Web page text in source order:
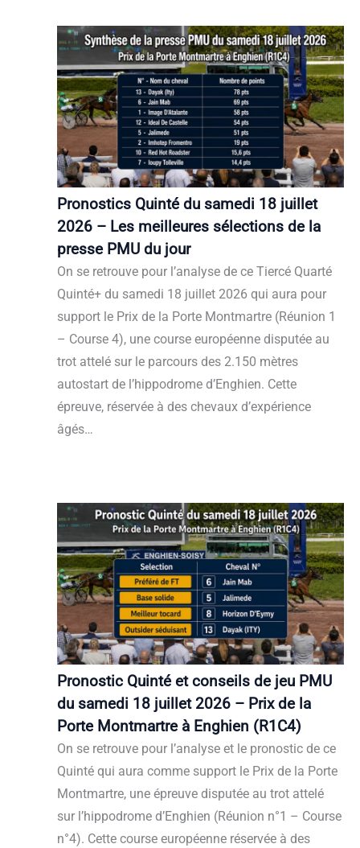
Pronostics Quinté du samedi 18 juillet
2026 – Les meilleures sélections de la
presse PMU du jour
On se retrouve pour l’analyse de ce Tiercé Quarté
Quinté+ du samedi 18 juillet 2026 qui aura pour
support le Prix de la Porte Montmartre (Réunion 1
– Course 4), une course européenne disputée au
trot attelé sur le parcours des 2.150 mètres
autostart de l’hippodrome d’Enghien. Cette
épreuve, réservée à des chevaux d’expérience
âgés…
Pronostic Quinté et conseils de jeu PMU
du samedi 18 juillet 2026 – Prix de la
Porte Montmartre à Enghien (R1C4)
On se retrouve pour l’analyse et le pronostic de ce
Quinté qui aura comme support le Prix de la Porte
Montmartre, une épreuve disputée au trot attelé
sur l’hippodrome d’Enghien (Réunion n°1 – Course
n°4). Cette course européenne réservée à des